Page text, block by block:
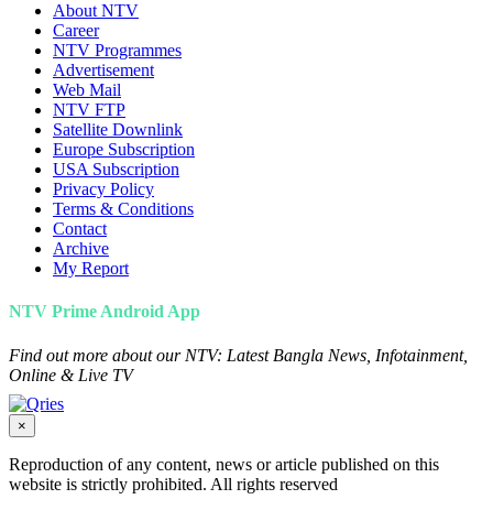
About NTV
Career
NTV Programmes
Advertisement
Web Mail
NTV FTP
Satellite Downlink
Europe Subscription
USA Subscription
Privacy Policy
Terms & Conditions
Contact
Archive
My Report
NTV Prime Android App
Find out more about our NTV: Latest Bangla News, Infotainment,
Online & Live TV
×
Reproduction of any content, news or article published on this
website is strictly prohibited. All rights reserved